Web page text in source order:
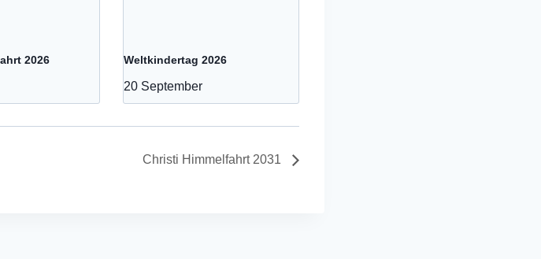
2026 Weltkindertag 2026
20 September
Christi Himmelfahrt 2031